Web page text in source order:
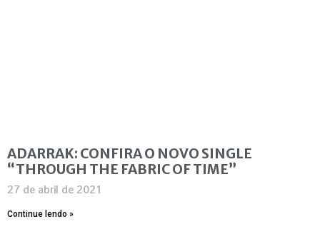
ADARRAK: CONFIRA O NOVO SINGLE
“THROUGH THE FABRIC OF TIME”
27 de abril de 2021
Continue lendo »